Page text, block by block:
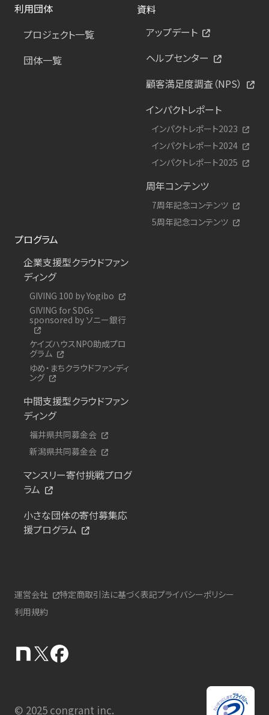
利用団体
プロジェクト一覧
団体一覧
資料
アップデート
ヘルプセンター
顧客満足度調査（NPS）
インパクトレポート
インパクトレポート2023
インパクトレポート2024
インパクトレポート2025
周年コンテンツ
7周年記念コンテンツ
5周年記念コンテンツ
プログラム
企業支援型クラウドファン
ディング
GIVING 100 by Yogibo
GIVING for SDGs
sponsored by ソニー銀行
ケイズハウスNPO助成プロ
グラム
ゆめ・まちクラウドファンディ
ング
中間支援型クラウドファン
ディング
福井県共同募金会
新潟県共同募金会
マンスリー寄付挑戦プログ
ラム
小さな団体の寄付募集応
援プログラム
運営会社 特定商取引法に基づく表記プライバシーポリシー
利用規約
© 2025 congrant inc.